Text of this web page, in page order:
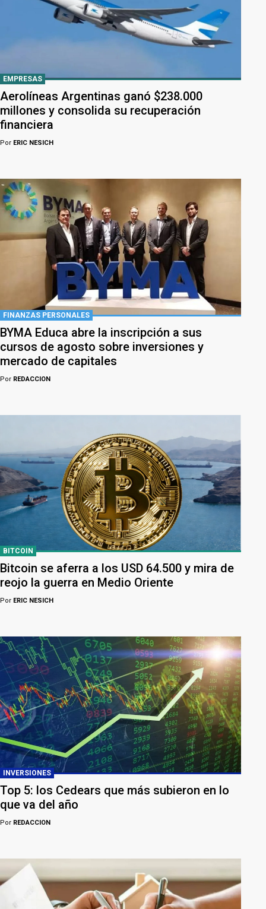
EMPRESAS
Aerolíneas Argentinas ganó $238.000
millones y consolida su recuperación
financiera
Por ERIC NESICH
FINANZAS PERSONALES
BYMA Educa abre la inscripción a sus
cursos de agosto sobre inversiones y
mercado de capitales
Por REDACCION
BITCOIN
Bitcoin se aferra a los USD 64.500 y mira de
reojo la guerra en Medio Oriente
Por ERIC NESICH
INVERSIONES
Top 5: los Cedears que más subieron en lo
que va del año
Por REDACCION